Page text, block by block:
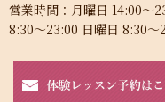
営業時間：月曜日 14:00
8:30～23:00 日曜日 8:30～